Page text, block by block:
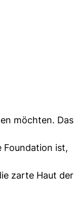
möchten. Das
Foundation ist,
zarte Haut der